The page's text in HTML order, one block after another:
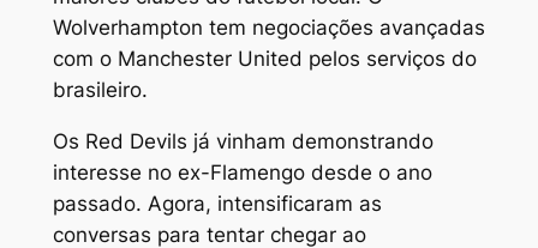
Wolverhampton tem negociações avançadas
com o Manchester United pelos serviços do
brasileiro.
Os Red Devils já vinham demonstrando
interesse no ex-Flamengo desde o ano
passado. Agora, intensificaram as
conversas para tentar chegar ao